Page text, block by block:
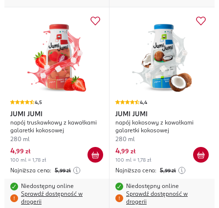
4,5
JUMI JUMI
napój truskawkowy z kawałkami
galaretki kokosowej
280 ml
4,99 zł
100 ml = 1,78 zł
Najniższa cena: 5,99 zł
Niedostępny online
Sprawdź dostępność w
drogerii
4,4
JUMI JUMI
napój kokosowy z kawałkami
galaretki kokosowej
280 ml
4,99 zł
100 ml = 1,78 zł
Najniższa cena: 5,99 zł
Niedostępny online
Sprawdź dostępność w
drogerii